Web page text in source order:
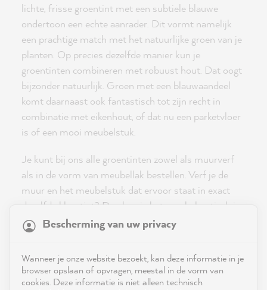
lichte, frisse groentint met een subtiele blauwe
ondertoon een echte aanrader. Dit vormt namelijk
een prachtige match met het natuurlijke groen van je
planten. Op precies dezelfde manier kun je
groentinten combineren met robuust hout. Dat oogt
bijzonder natuurlijk. Groen met een blauwaandeel
komt daarnaast ook fantastisch tot zijn recht in
combinatie met eikenhout, of dat nu een parketvloer
is of een mooi meubelstuk.
Je kunt bij ons alle groentinten zowel als muurverf
als in de vorm van meubellak bestellen. Verf je de
muur en het meubelstuk dat ervoor staat in exact
dezelfde kleurtint? Dan kun je het meubel optisch in
de muur laten opgaan. Dit zorgt bovendien voor een
oase van rust in de kamer.
Of doe het juist precies omgekeerd: zet je
meubelstuk volop in de schijnwerpers door het te
Bescherming van uw privacy
Wanneer je onze website bezoekt, kan deze informatie in je
browser opslaan of opvragen, meestal in de vorm van
cookies. Deze informatie is niet alleen technisch
21,867
reviews-io